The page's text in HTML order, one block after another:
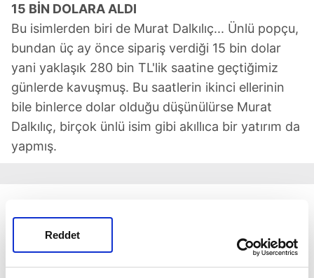
Reddet
15 BİN DOLARA ALDI
Bu isimlerden biri de Murat Dalkılıç... Ünlü popçu,
bundan üç ay önce sipariş verdiği 15 bin dolar
yani yaklaşık 280 bin TL'lik saatine geçtiğimiz
günlerde kavuşmuş. Bu saatlerin ikinci ellerinin
bile binlerce dolar olduğu düşünülürse Murat
Dalkılıç, birçok ünlü isim gibi akıllıca bir yatırım da
yapmış.